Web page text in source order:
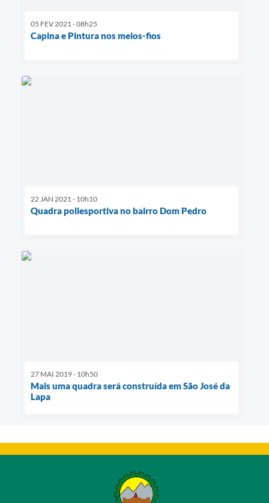
05 FEV 2021 - 08h25
Capina e Pintura nos meios-fios
22 JAN 2021 - 10h10
Quadra poliesportiva no bairro Dom Pedro
27 MAI 2019 - 10h50
Mais uma quadra será construída em São José da
Lapa